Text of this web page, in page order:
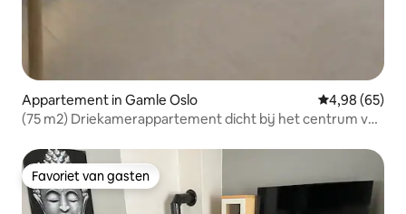
Appartement in Gamle Oslo Gemiddelde
4,98 (65)
(75 m2) Driekamerappartement dicht bij het centrum van
Favoriet van gasten
Favoriet van gasten